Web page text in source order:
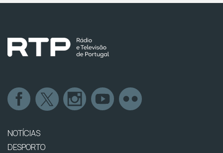
NOTÍCIAS
DESPORTO